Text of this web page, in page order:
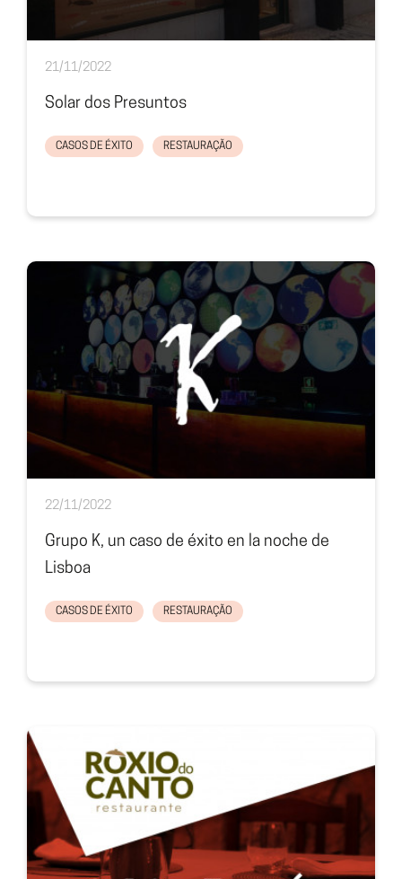
21/11/2022
Solar dos Presuntos
CASOS DE ÉXITO RESTAURAÇÃO
22/11/2022
Grupo K, un caso de éxito en la noche de
Lisboa
CASOS DE ÉXITO RESTAURAÇÃO